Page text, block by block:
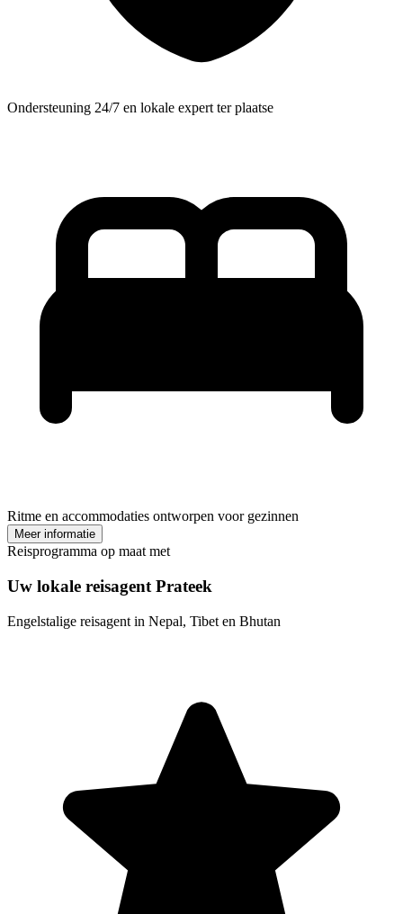
Ondersteuning 24/7 en lokale expert ter plaatse
Ritme en accommodaties ontworpen voor gezinnen
Meer informatie
Reisprogramma op maat met
Uw lokale reisagent Prateek
Engelstalige reisagent in Nepal, Tibet en Bhutan